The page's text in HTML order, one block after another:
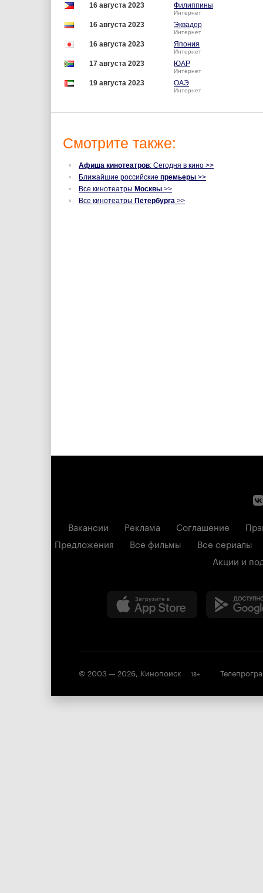
16 августа 2023 Филиппины
Интернет
16 августа 2023 Эквадор
Интернет
16 августа 2023 Япония
Интернет
17 августа 2023 ЮАР
Интернет
19 августа 2023 ОАЭ
Интернет
Смотрите также:
Афиша кинотеатров: Сегодня в кино >>
Ближайшие российские премьеры >>
Все кинотеатры Москвы >>
Все кинотеатры Петербурга >>
Вакансии Реклама Соглашение
Предложения
Все фильмы
Все сериалы
Акции и
© 2003 — 2026, Кинопоиск 18+